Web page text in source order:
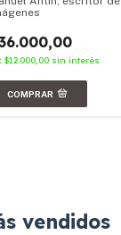
$12.000,00 sin interés
vendidos